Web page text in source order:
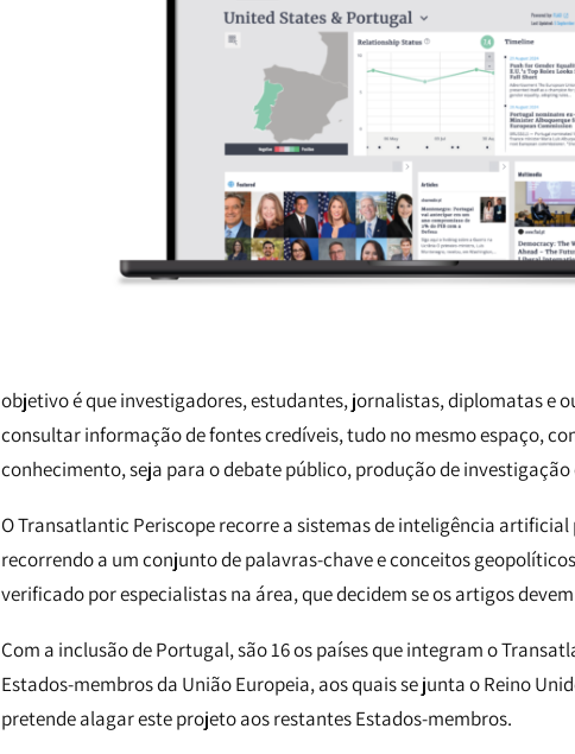
objetivo é que investigadores, estudantes, jornalistas, diplomatas e
consultar informação de fontes credíveis, tudo no mesmo espaço,
conhecimento, seja para o debate público, produção de
O Transatlantic Periscope recorre a sistemas de inteligência
recorrendo a um conjunto de palavras-chave e conceitos
verificado por especialistas na área, que decidem se os artigos
Com a inclusão de Portugal, são 16 os países que integram o
Estados-membros da União Europeia, aos quais se junta o Reino
pretende alagar este projeto aos restantes Estados-membros.